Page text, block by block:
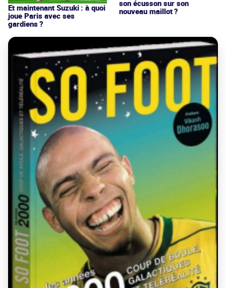
Et maintenant Suzuki : à quoi
joue Paris avec ses
gardiens ?
son écusson sur son
nouveau maillot ?